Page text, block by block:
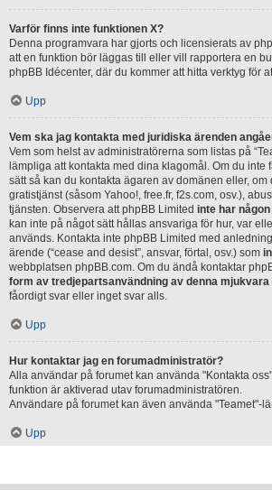
Varför finns inte funktionen X?
Denna programvara har gjorts och licensierats av
att en funktion bör läggas till eller vill rapportera en
phpBB Idécenter, där du kommer att hitta verktyg för
Upp
Vem ska jag kontakta med juridiska ärenden
Vem som helst av administratörerna som listas på
lämpliga att kontakta med dina klagomål. Om du inte
sätt så kan du kontakta ägaren av domänen eller, om
gratistjänst (såsom Yahoo!, free.fr, f2s.com, osv.),
tjänsten. Observera att phpBB Limited inte har
kan inte på något sätt hållas ansvariga för hur, var
används. Kontakta inte phpBB Limited med
ärende (“cease and desist”, ansvar, förtal, osv.) som
webbplatsen phpBB.com. Om du ändå kontaktar
form av tredjepartsanvändning av denna mjukvara
fåordigt svar eller inget svar alls.
Upp
Hur kontaktar jag en forumadministratör?
Alla användar på forumet kan använda "Kontakta
funktion är aktiverad utav forumadministratören.
Användare på forumet kan även använda "Teamet"-
Upp